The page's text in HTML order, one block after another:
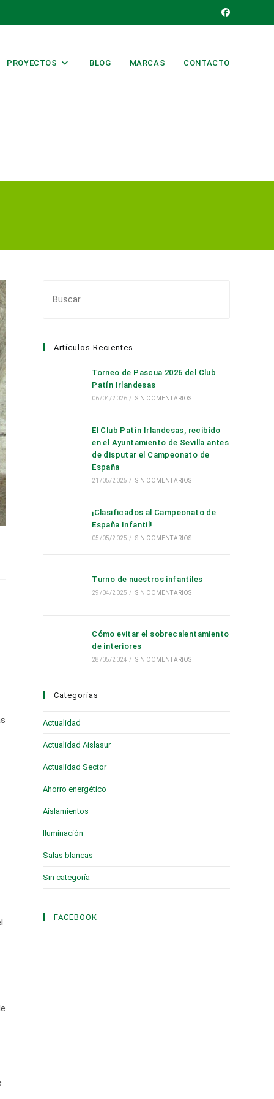
PROYECTOS BLOG MARCAS CONTACTO
Artículos Recientes
Torneo de Pascua 2026 del Club
Patín Irlandesas
06/04/2026 / SIN COMENTARIOS
El Club Patín Irlandesas, recibido
en el Ayuntamiento de Sevilla antes
de disputar el Campeonato de
España
21/05/2025 / SIN COMENTARIOS
¡Clasificados al Campeonato de
España Infantil!
05/05/2025 / SIN COMENTARIOS
Turno de nuestros infantiles
29/04/2025 / SIN COMENTARIOS
Cómo evitar el sobrecalentamiento
de interiores
28/05/2024 / SIN COMENTARIOS
Categorías
Actualidad
Actualidad Aislasur
Actualidad Sector
Ahorro energético
Aislamientos
Iluminación
Salas blancas
Sin categoría
FACEBOOK